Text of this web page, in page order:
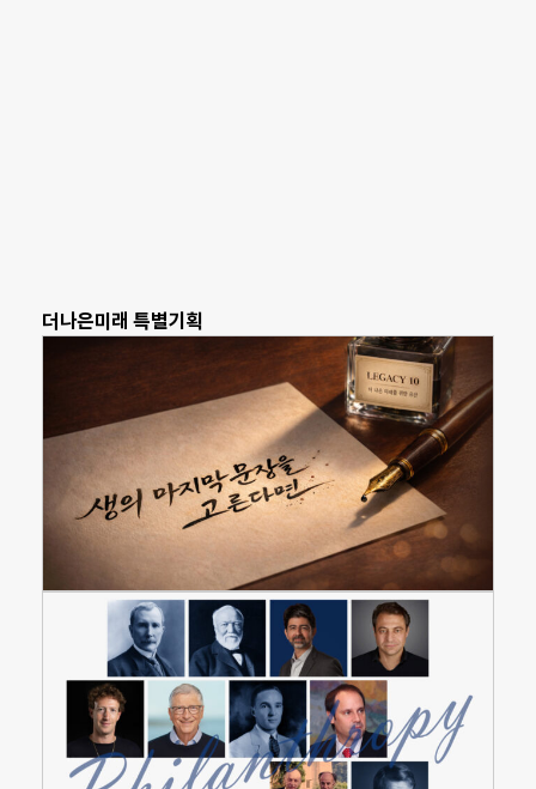
더나은미래 특별기획